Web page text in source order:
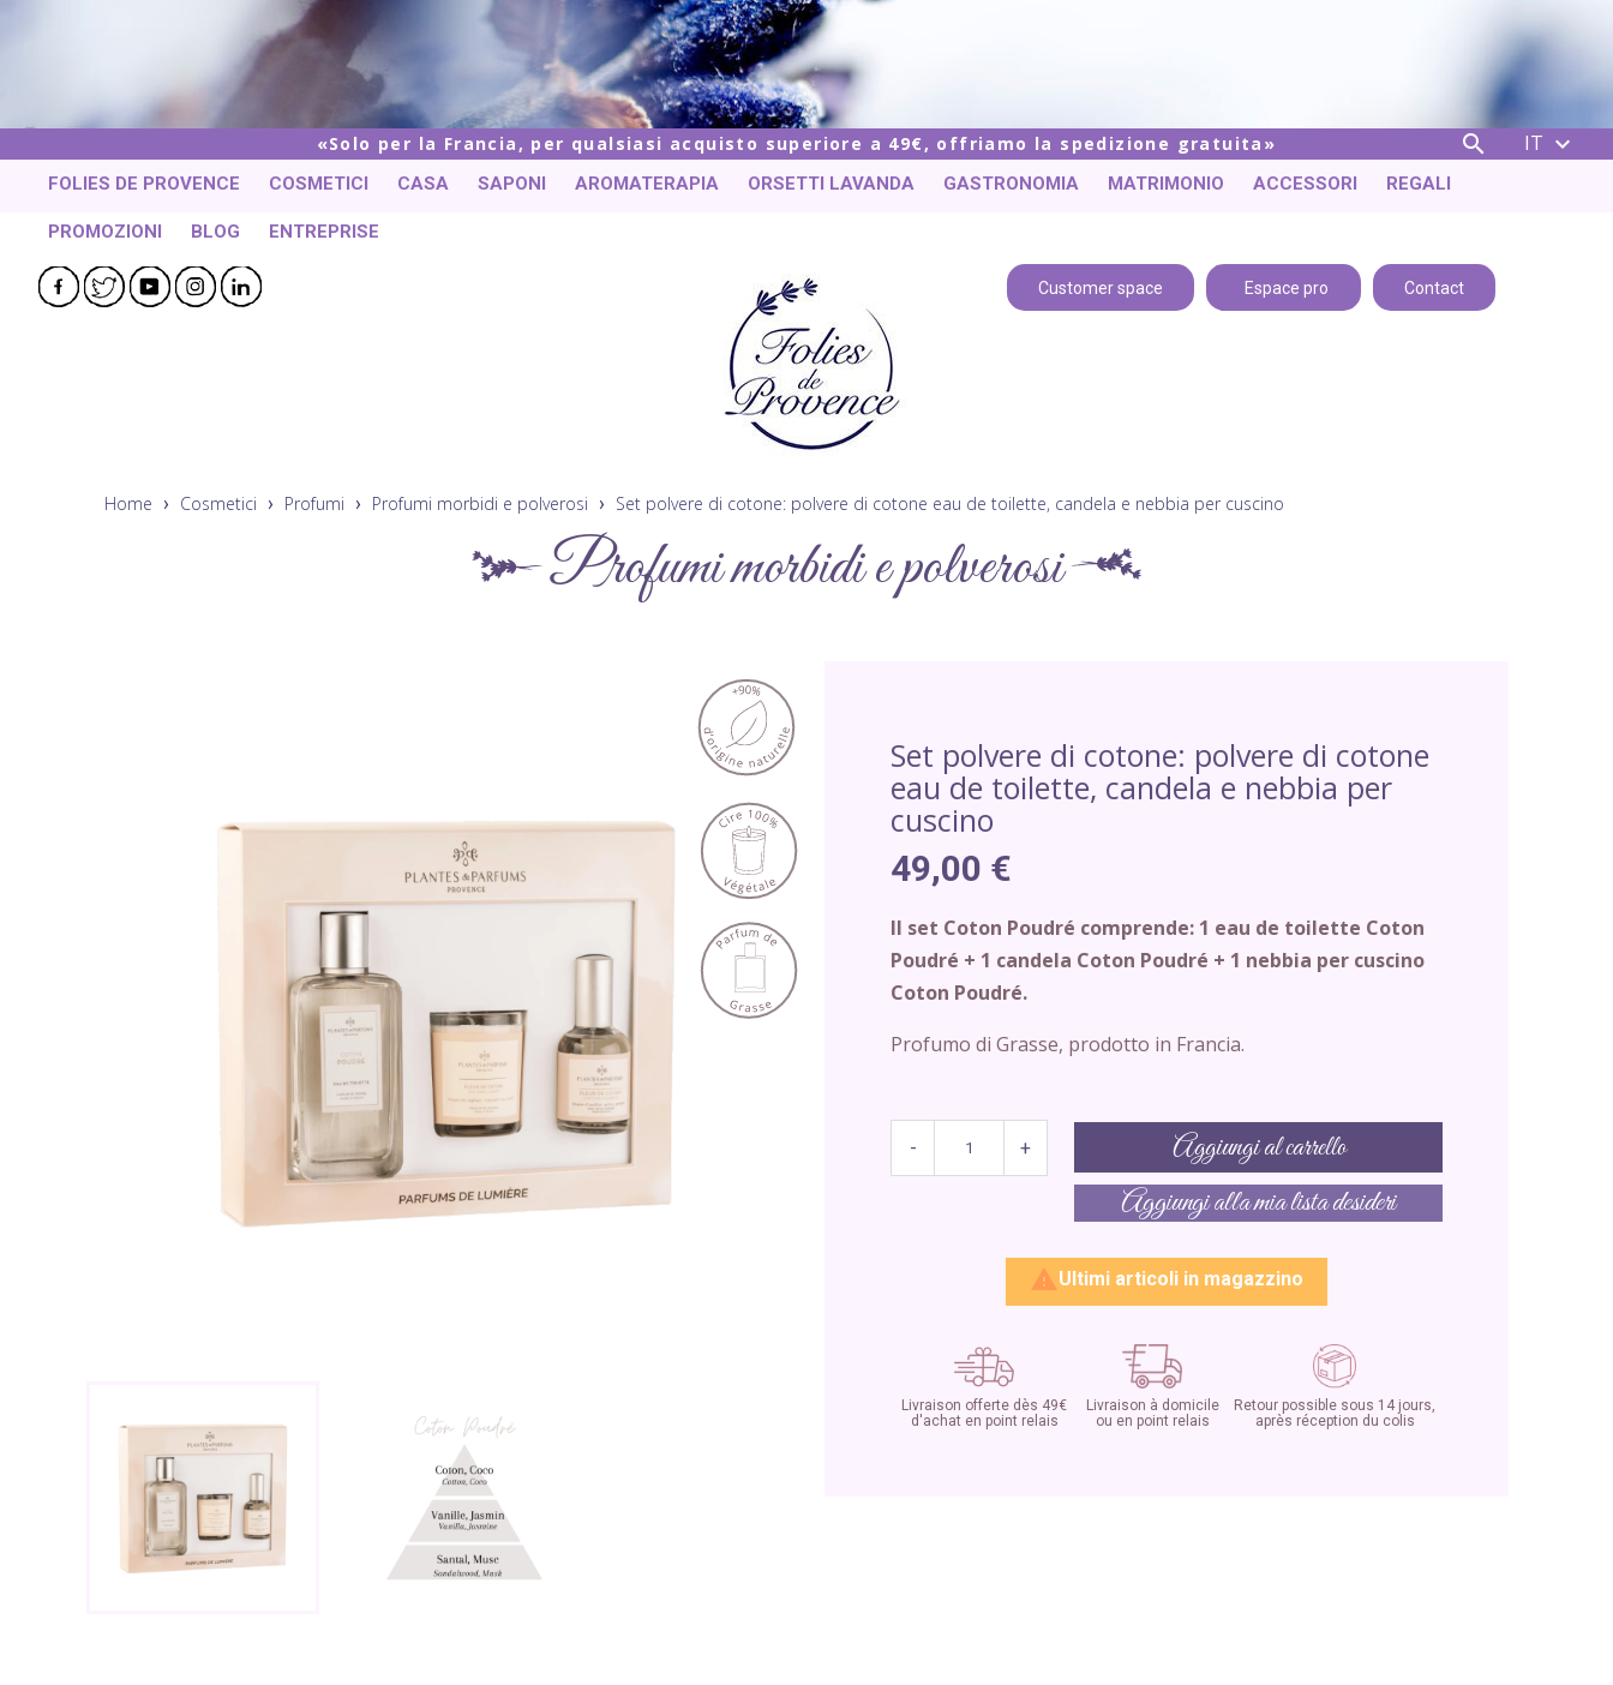
Solo per la Francia, per qualsiasi acquisto superiore a 49€, offriamo la spedizione gratuita  IT 
FOLIES DE PROVENCE COSMETICI CASA SAPONI AROMATERAPIA ORSETTI LAVANDA GASTRONOMIA MATRIMONIO ACCESSORI REGALI
PROMOZIONI BLOG ENTREPRISE
Facebook
TwitterYouTubeInstagram Customer space Espace pro Contact
Home Cosmetici Profumi Profumi morbidi e polverosi Set polvere di cotone: polvere di cotone eau de toilette, candela e nebbia per cuscino
Profumi morbidi e polverosi
Set polvere di cotone: polvere di cotone
eau de toilette, candela e nebbia per
cuscino
49,00 €
Il set Coton Poudré comprende: 1 eau de toilette Coton
Poudré + 1 candela Coton Poudré + 1 nebbia per cuscino
Coton Poudré.
Profumo di Grasse, prodotto in Francia.
- + Aggiungi al carrello
Aggiungi alla mia lista desideri
 Ultimi articoli in magazzino
Livraison offerte dès 49€
d'achat en point relais
Livraison à domicile
ou en point relais
Retour possible sous 14 jours,
après réception du colis